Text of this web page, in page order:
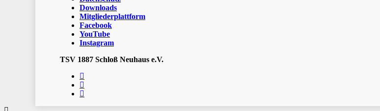
Downloads
Mitgliederplattform
Facebook
YouTube
Instagram
TSV 1887 Schloß Neuhaus e.V.